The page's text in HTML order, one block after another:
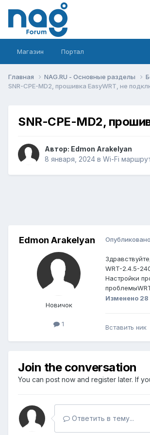
Магазин Портал
Главная NAG.RU - Основные разделы
SNR-CPE-MD2, прошивка EasyWRT, не
SNR-CPE-MD2,
Автор: Edmon Arakelyan
8 января, 2024 в Wi-Fi
Edmon Arakelyan
Новичок
1
Опубликовано
WRT-2.4.5-
Настройки
Изменено 28
Вставить ник
Join the conversation
You can post now and register later. If
Ответить в тему...